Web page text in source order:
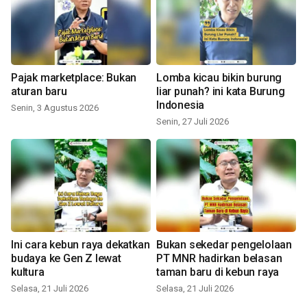
Pajak marketplace: Bukan
aturan baru
Senin, 3 Agustus 2026
Lomba kicau bikin burung
liar punah? ini kata Burung
Indonesia
Senin, 27 Juli 2026
Ini cara kebun raya dekatkan
budaya ke Gen Z lewat
kultura
Selasa, 21 Juli 2026
Bukan sekedar pengelolaan
PT MNR hadirkan belasan
taman baru di kebun raya
Selasa, 21 Juli 2026